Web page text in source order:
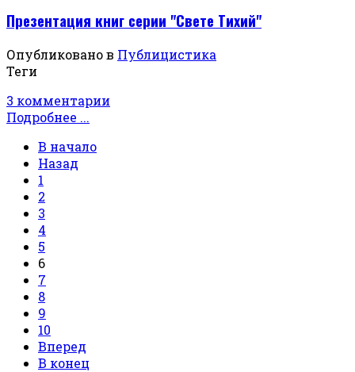
Презентация книг серии "Свете Тихий"
Опубликовано в Публицистика
Теги
3 комментарии
Подробнее ...
В начало
Назад
1
2
3
4
5
6
7
8
9
10
Вперед
В конец